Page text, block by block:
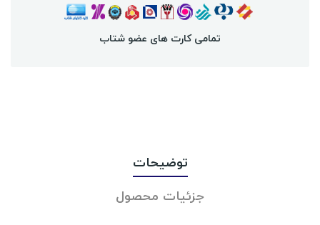
تمامی کارت های عضو شتاب
توضیحات
جزئیات محصول